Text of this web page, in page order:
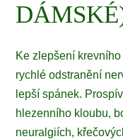
Ke zlepšení
rychlé odstranění
lepší spánek.
hlezenního kloubu,
neuralgiích,